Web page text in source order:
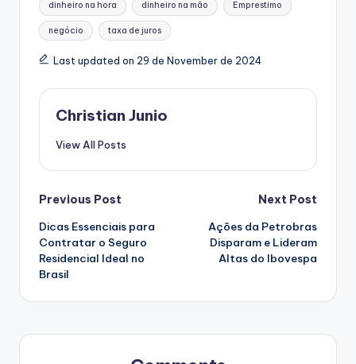
dinheiro na hora dinheiro na mão Emprestimo
negócio taxa de juros
Last updated on 29 de November de 2024
Christian Junio
View All Posts
Post
navigation
Previous Post
Dicas Essenciais para
Contratar o Seguro
Residencial Ideal no
Brasil
Next Post
Ações da Petrobras
Disparam e Lideram
Altas do Ibovespa